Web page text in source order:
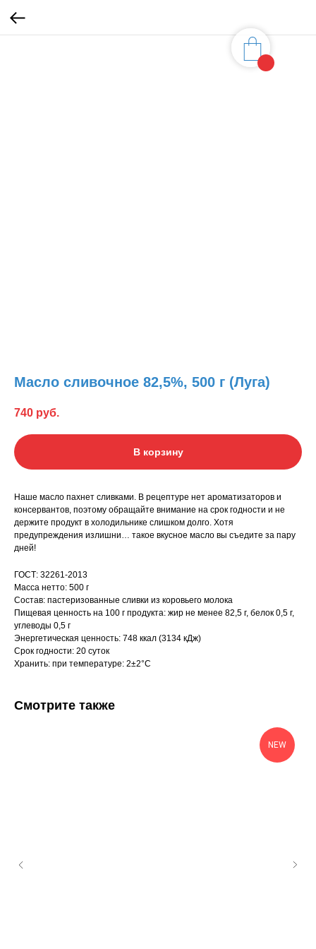
Масло сливочное 82,5%, 500 г (Луга)
740 руб.
В корзину
Наше масло пахнет сливками. В рецептуре нет ароматизаторов и
консервантов, поэтому обращайте внимание на срок годности и не
держите продукт в холодильнике слишком долго. Хотя
предупреждения излишни… такое вкусное масло вы съедите за пару
дней!
ГОСТ: 32261-2013
Масса нетто: 500 г
Состав: пастеризованные сливки из коровьего молока
Пищевая ценность на 100 г продукта: жир не менее 82,5 г, белок 0,5 г,
углеводы 0,5 г
Энергетическая ценность: 748 ккал (3134 кДж)
Срок годности: 20 суток
Хранить: при температуре: 2±2°С
Смотрите также
NEW